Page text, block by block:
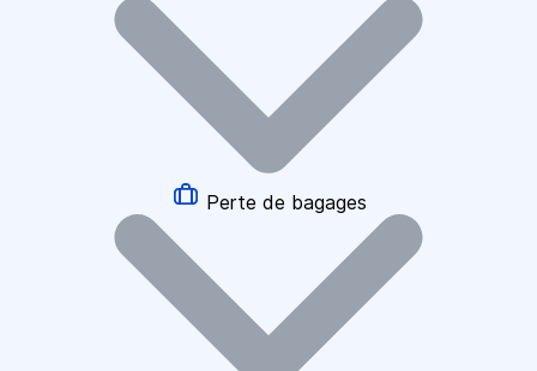
Perte de bagages